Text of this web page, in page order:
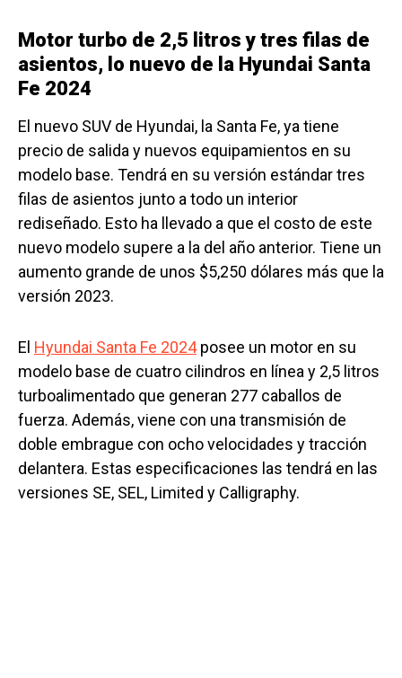
Motor turbo de 2,5 litros y tres filas de
asientos, lo nuevo de la Hyundai Santa
Fe 2024
El nuevo SUV de Hyundai, la Santa Fe, ya tiene
precio de salida y nuevos equipamientos en su
modelo base. Tendrá en su versión estándar tres
filas de asientos junto a todo un interior
rediseñado. Esto ha llevado a que el costo de este
nuevo modelo supere a la del año anterior. Tiene un
aumento grande de unos $5,250 dólares más que la
versión 2023.
El Hyundai Santa Fe 2024posee un motor en su
modelo base de cuatro cilindros en línea y 2,5 litros
turboalimentado que generan 277 caballos de
fuerza. Además, viene con una transmisión de
doble embrague con ocho velocidades y tracción
delantera. Estas especificaciones las tendrá en las
versiones SE, SEL, Limited y Calligraphy.